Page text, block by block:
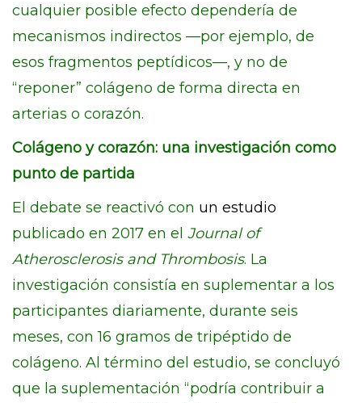
cualquier posible efecto dependería de
mecanismos indirectos —por ejemplo, de
esos fragmentos peptídicos—, y no de
“reponer” colágeno de forma directa en
arterias o corazón.
Colágeno y corazón: una investigación como
punto de partida
El debate se reactivó con un estudio
publicado en 2017 en el Journal of
Atherosclerosis and Thrombosis. La
investigación consistía en suplementar a los
participantes diariamente, durante seis
meses, con 16 gramos de tripéptido de
colágeno. Al término del estudio, se concluyó
que la suplementación “podría contribuir a